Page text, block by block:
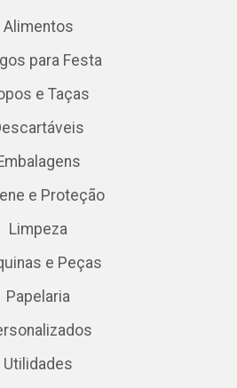
Alimentos
para Festa
e Taças
e Proteção
Limpeza
e Peças
Papelaria
Utilidades